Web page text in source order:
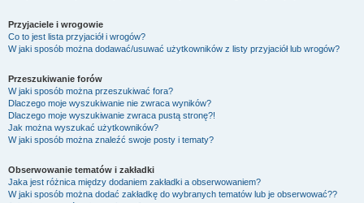
Przyjaciele i wrogowie
Co to jest lista przyjaciół i wrogów?
W jaki sposób można dodawać/usuwać użytkowników z listy przyjaciół lub wrogów?
Przeszukiwanie forów
W jaki sposób można przeszukiwać fora?
Dlaczego moje wyszukiwanie nie zwraca wyników?
Dlaczego moje wyszukiwanie zwraca pustą stronę?!
Jak można wyszukać użytkowników?
W jaki sposób można znaleźć swoje posty i tematy?
Obserwowanie tematów i zakładki
Jaka jest różnica między dodaniem zakładki a obserwowaniem?
W jaki sposób można dodać zakładkę do wybranych tematów lub je obserwować??